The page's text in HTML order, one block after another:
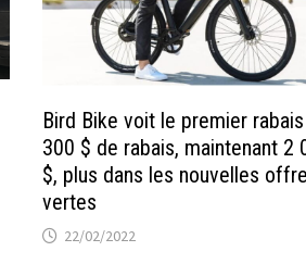
Bird Bike voit le premier
300 $ de rabais, maintenant 2
$, plus dans les nouvelles
vertes
22/02/2022